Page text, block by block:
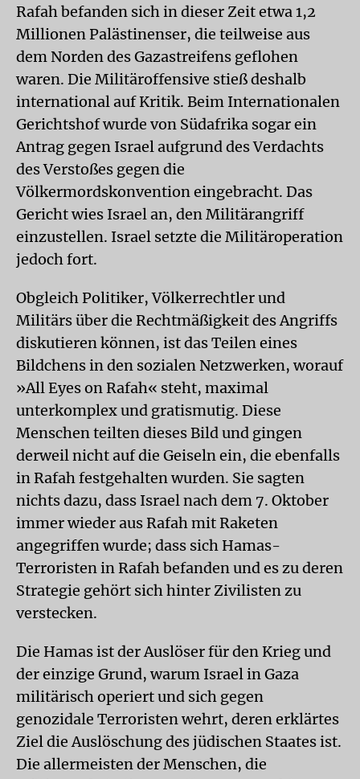
Rafah befanden sich in dieser Zeit etwa 1,2
Millionen Palästinenser, die teilweise aus
dem Norden des Gazastreifens geflohen
waren. Die Militäroffensive stieß deshalb
international auf Kritik. Beim Internationalen
Gerichtshof wurde von Südafrika sogar ein
Antrag gegen Israel aufgrund des Verdachts
des Verstoßes gegen die
Völkermordskonvention eingebracht. Das
Gericht wies Israel an, den Militärangriff
einzustellen. Israel setzte die Militäroperation
jedoch fort.
Obgleich Politiker, Völkerrechtler und
Militärs über die Rechtmäßigkeit des Angriffs
diskutieren können, ist das Teilen eines
Bildchens in den sozialen Netzwerken, worauf
»All Eyes on Rafah« steht, maximal
unterkomplex und gratismutig. Diese
Menschen teilten dieses Bild und gingen
derweil nicht auf die Geiseln ein, die ebenfalls
in Rafah festgehalten wurden. Sie sagten
nichts dazu, dass Israel nach dem 7. Oktober
immer wieder aus Rafah mit Raketen
angegriffen wurde; dass sich Hamas-
Terroristen in Rafah befanden und es zu deren
Strategie gehört sich hinter Zivilisten zu
verstecken.
Die Hamas ist der Auslöser für den Krieg und
der einzige Grund, warum Israel in Gaza
militärisch operiert und sich gegen
genozidale Terroristen wehrt, deren erklärtes
Ziel die Auslöschung des jüdischen Staates ist.
Die allermeisten der Menschen, die